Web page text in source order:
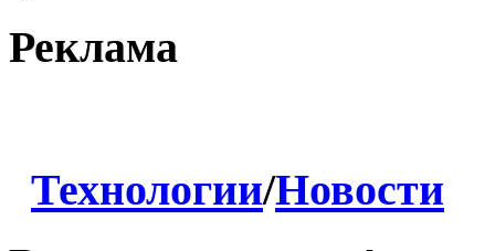
Реклама
Технологии/Новости